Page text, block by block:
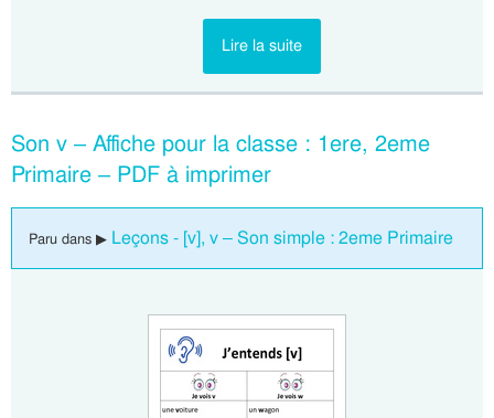
Lire la suite
Son v – Affiche pour la classe : 1ere, 2eme
Primaire – PDF à imprimer
Paru dans ▶ Leçons - [v], v – Son simple : 2eme Primaire